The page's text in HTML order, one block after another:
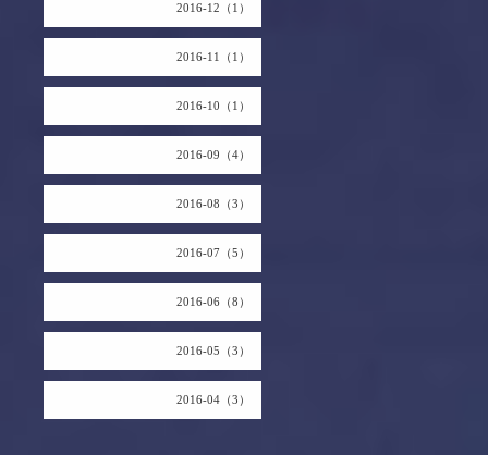
2016-12（1）
2016-11（1）
2016-10（1）
2016-09（4）
2016-08（3）
2016-07（5）
2016-06（8）
2016-05（3）
2016-04（3）